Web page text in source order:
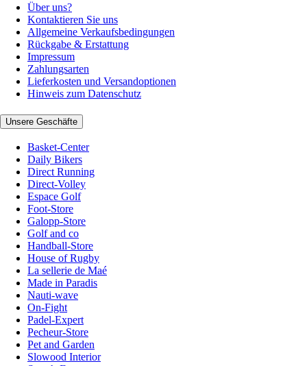
Über uns?
Kontaktieren Sie uns
Allgemeine Verkaufsbedingungen
Rückgabe & Erstattung
Impressum
Zahlungsarten
Lieferkosten und Versandoptionen
Hinweis zum Datenschutz
Unsere Geschäfte
Basket-Center
Daily Bikers
Direct Running
Direct-Volley
Espace Golf
Foot-Store
Galopp-Store
Golf and co
Handball-Store
House of Rugby
La sellerie de Maé
Made in Paradis
Nauti-wave
On-Fight
Padel-Expert
Pecheur-Store
Pet and Garden
Slowood Interior